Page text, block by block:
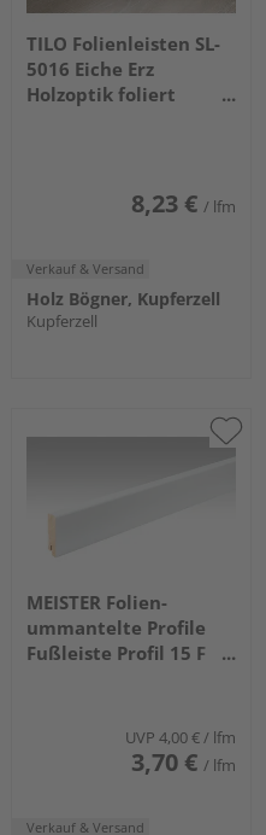
TILO Folienleisten SL-
5016 Eiche Erz
Holzoptik foliert
8,23 € / lfm
Verkauf & Versand
Holz Bögner, Kupferzell
Kupferzell
MEISTER Folien-
ummantelte Profile
Fußleiste Profil 15 F
UVP 4,00 €/ lfm
3,70 € / lfm
Verkauf & Versand